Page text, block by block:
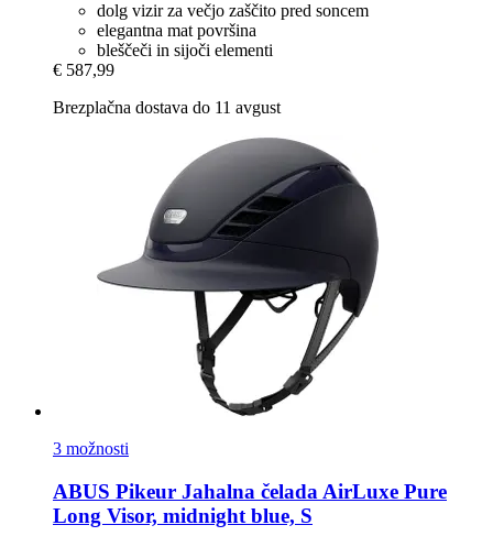
dolg vizir za večjo zaščito pred soncem
elegantna mat površina
bleščeči in sijoči elementi
€ 587,99
Brezplačna dostava do 11 avgust
3 možnosti
ABUS Pikeur Jahalna čelada AirLuxe Pure
Long Visor, midnight blue, S